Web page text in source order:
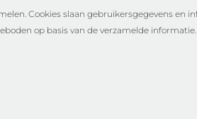
Cookies slaan gebruikersgegevens en
op basis van de verzamelde informatie.